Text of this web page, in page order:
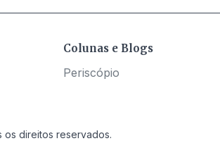
Colunas e Blogs
Periscópio
os direitos reservados.